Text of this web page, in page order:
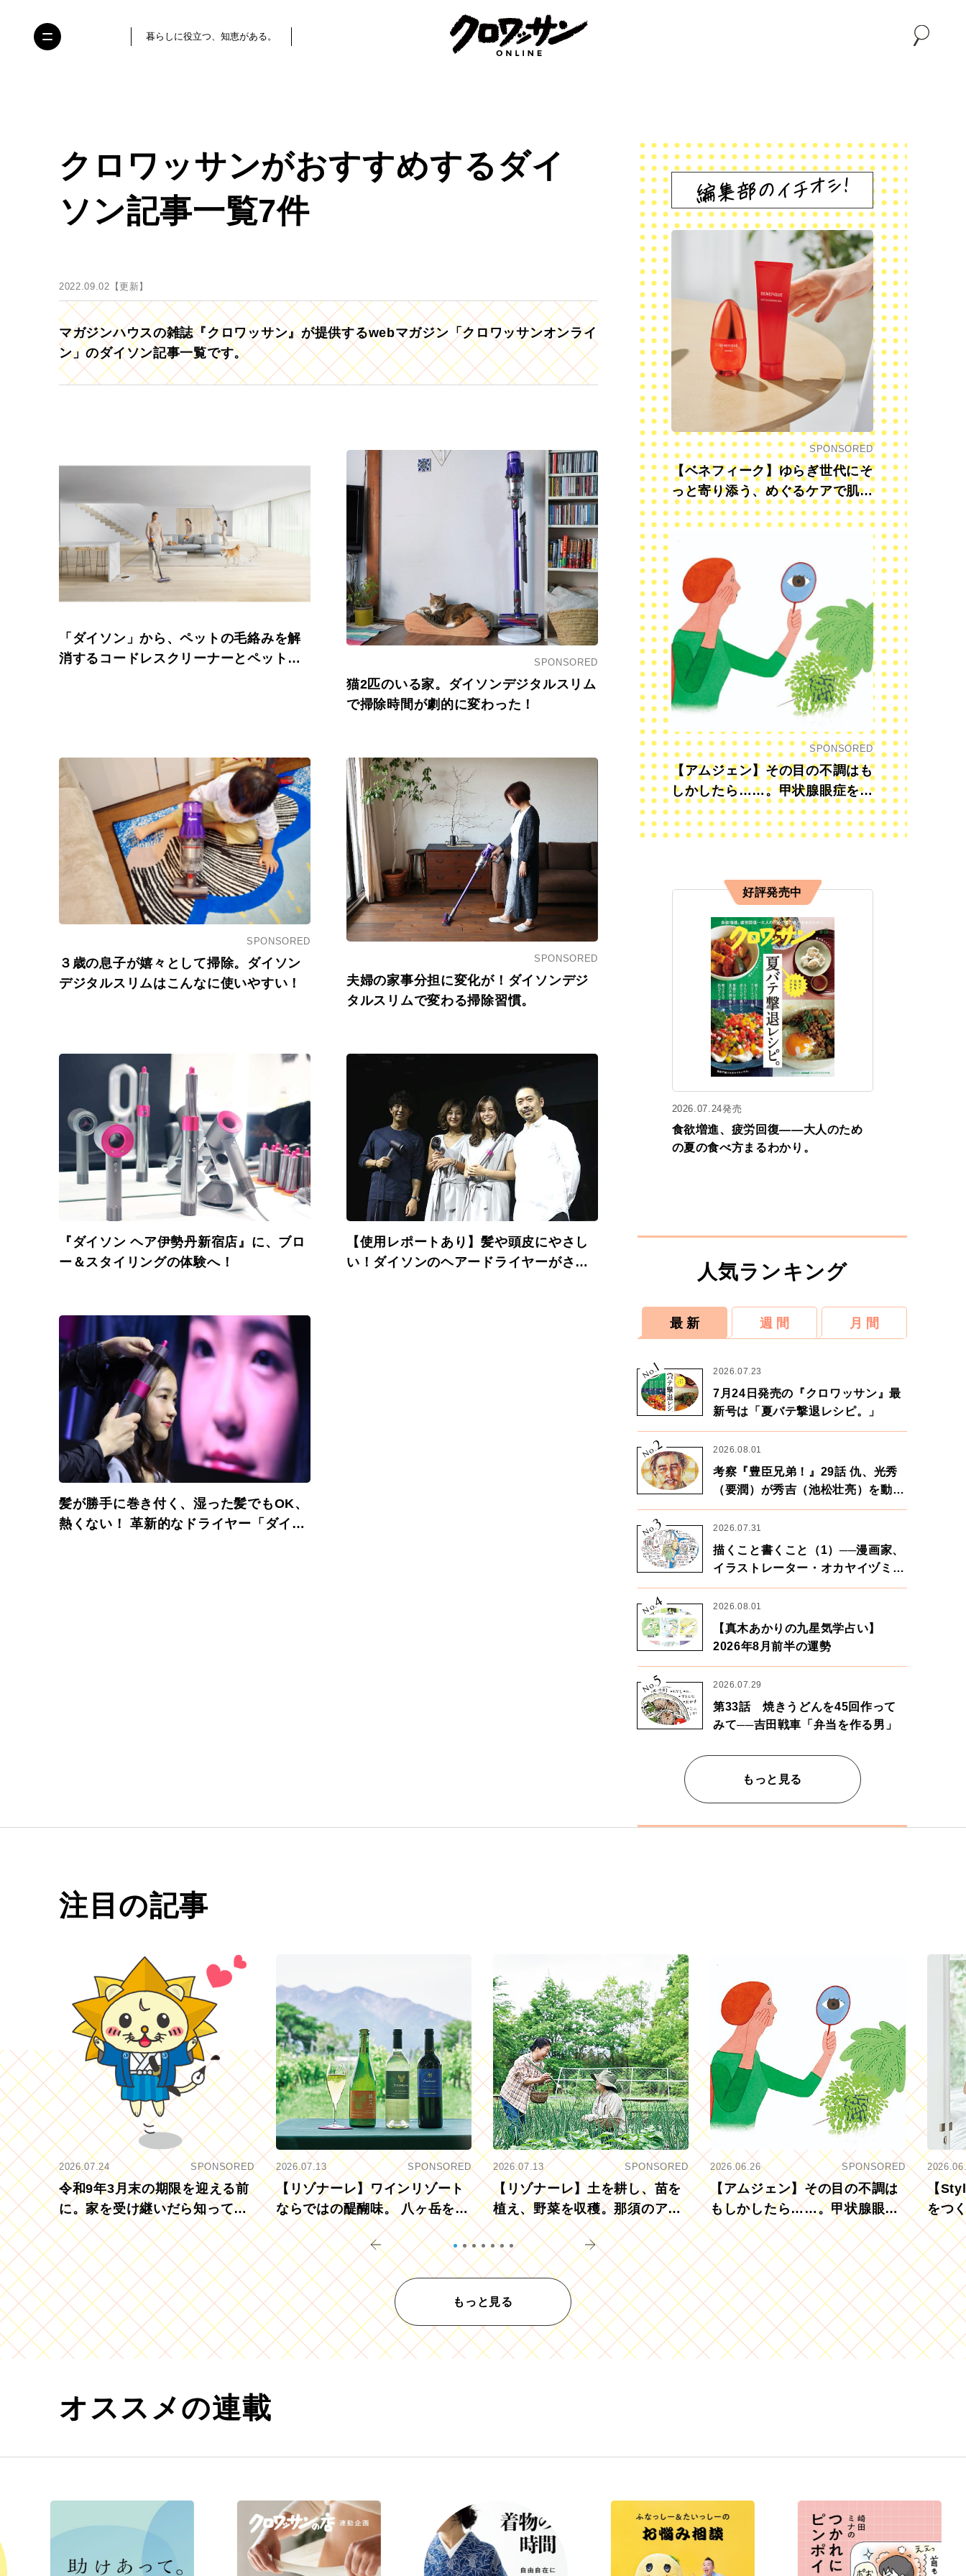
暮らしに役立つ、知恵がある。
クロワッサンがおすすめするダイ
ソン記事一覧7件
2022.09.02【更新】
マガジンハウスの雑誌『クロワッサン』が提供するwebマガジン「クロワッサンオンライ
ン」のダイソン記事一覧です。
「ダイソン」から、ペットの毛絡みを解
消するコードレスクリーナーとペットグ
SPONSORED
猫2匹のいる家。ダイソンデジタルスリム
で掃除時間が劇的に変わった！
SPONSORED
３歳の息子が嬉々として掃除。ダイソン
デジタルスリムはこんなに使いやすい！
SPONSORED
夫婦の家事分担に変化が！ダイソンデジ
タルスリムで変わる掃除習慣。
『ダイソン ヘア伊勢丹新宿店』に、ブロ
ー＆スタイリングの体験へ！
【使用レポートあり】髪や頭皮にやさし
い！ダイソンのヘアードライヤーがさら
髪が勝手に巻き付く、湿った髪でもOK、
熱くない！ 革新的なドライヤー「ダイソ
SPONSORED
【ベネフィーク】ゆらぎ世代にそ
っと寄り添う、めぐるケアで肌も
心も前向きに
SPONSORED
【アムジェン】その目の不調はも
しかしたら……。甲状腺眼症を知
っていますか？
好評発売中
2026.07.24発売
食欲増進、疲労回復——大人のため
の夏の食べ方まるわかり。
人気ランキング
最 新 週 間 月 間
No.
1 2026.07.23
7月24日発売の『クロワッサン』最
新号は「夏バテ撃退レシピ。」
No.2 2026.08.01
考察『豊臣兄弟！』29話 仇、光秀
（要潤）が秀吉（池松壮亮）を動か
す。天下に向けた兄弟の分岐点。
No.
3 2026.07.31
描くこと書くこと（1）──漫画家、
イラストレーター・オカヤイヅミさ
ん×漫画家・鶴谷香央理さん
No.
4 2026.08.01
【真木あかりの九星気学占い】
2026年8月前半の運勢
No.
5 2026.07.29
第33話 焼きうどんを45回作って
みて──吉田戦車「弁当を作る男」
もっと見る
注目の記事
2026.07.24 SPONSORED
令和9年3月末の期限を迎える前
に。家を受け継いだら知ってお
きたい「相続登記の義務化」
2026.07.13 SPONSORED
【リゾナーレ】ワインリゾート
ならではの醍醐味。 八ヶ岳を望
むブドウ畑でアペロ
2026.07.13 SPONSORED
【リゾナーレ】土を耕し、苗を
植え、野菜を収穫。那須のアグ
リツーリズモを体験
2026.06.26 SPONSORED
【アムジェン】その目の不調は
もしかしたら……。甲状腺眼症
を知っていますか？
【
をつ
もっと見る
オススメの連載